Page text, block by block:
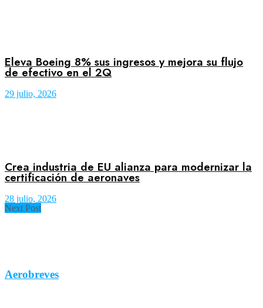
Eleva Boeing 8% sus ingresos y mejora su flujo
de efectivo en el 2Q
29 julio, 2026
Crea industria de EU alianza para modernizar la
certificación de aeronaves
28 julio, 2026
Next Post
Aerobreves